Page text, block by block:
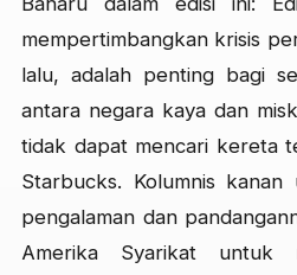
mempertimbangkan krisis
lalu, adalah penting bagi
antara negara kaya dan
tidak dapat mencari kereta
Starbucks. Kolumnis
pengalaman dan
Amerika Syarikat untuk